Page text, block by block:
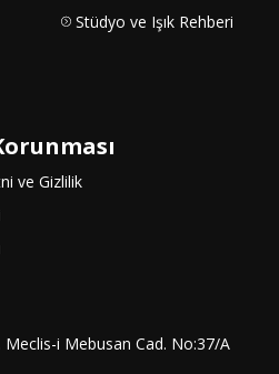
Stüdyo ve Işık Rehberi
ve Gizlilik
i Mebusan Cad. No:37/A